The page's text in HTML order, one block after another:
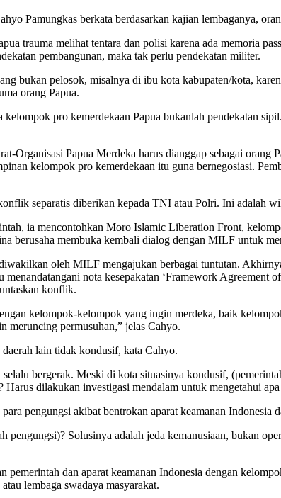
Pamungkas berkata berdasarkan kajian lembaganya,
trauma melihat tentara dan polisi karena ada memoria
pembangunan, maka tak perlu pendekatan militer.
bukan pelosok, misalnya di ibu kota kabupaten/kota,
orang Papua.
kelompok pro kemerdekaan Papua bukanlah pendekatan
Organisasi Papua Merdeka harus dianggap sebagai
kelompok pro kemerdekaan itu guna bernegosiasi.
separatis diberikan kepada TNI atau Polri. Ini adalah
ia mencontohkan Moro Islamic Liberation Front,
berusaha membuka kembali dialog dengan MILF untuk
oleh MILF mengajukan berbagai tuntutan.
nota kesepakatan ‘Framework
konflik.
kelompok-kelompok yang ingin merdeka, baik
meruncing permusuhan,” jelas Cahyo.
daerah lain tidak kondusif, kata Cahyo.
bergerak. Meski di kota situasinya kondusif,
dilakukan investigasi mendalam untuk mengetahui
pengungsi akibat bentrokan aparat keamanan Indonesia
pengungsi)? Solusinya adalah jeda kemanusiaan, bukan
pemerintah dan aparat keamanan Indonesia dengan
lembaga swadaya masyarakat.